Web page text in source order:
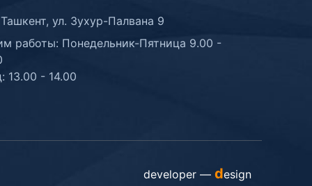
ул. Зухур-Палвана 9
работы: Понедельник-Пятница 9.00 -
13.00 - 14.00
developer — design